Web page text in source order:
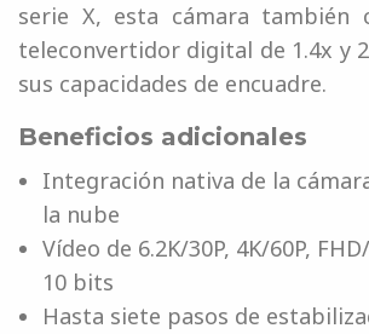
serie X, esta cámara también
teleconvertidor digital de 1.4x y
sus capacidades de encuadre.
Beneficios adicionales
Integración nativa de la
la nube
Vídeo de 6.2K/30P, 4K/60P,
10 bits
Hasta siete pasos de